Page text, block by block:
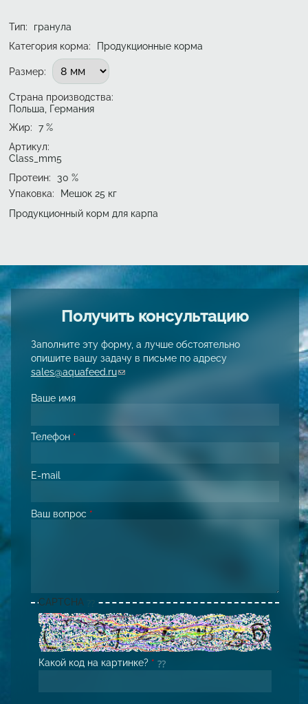
Тип:
гранула
Категория корма:
Продукционные корма
Подобрать вариант
Размер:
Страна производства:
Польша, Германия
Жир: 7 %
Артикул:
Class_mm5
Протеин: 30 %
Упаковка:
Мешок 25 кг
Продукционный корм для карпа
Получить консультацию
Заполните эту форму, а лучше обстоятельно
опишите вашу задачу в письме по адресу
sales@aquafeed.ru(link sends e-mail)
Ваше имя
Телефон *
E-mail
Ваш вопрос *
CAPTCHA
Какой код на картинке? *